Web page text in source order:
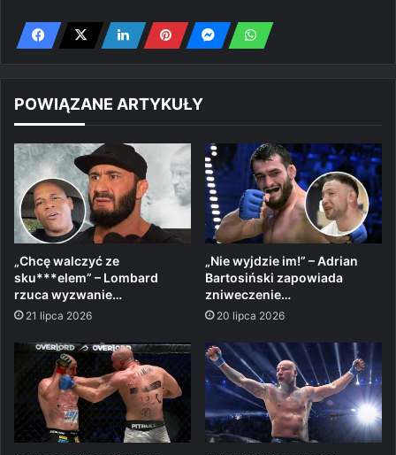
POWIĄZANE ARTYKUŁY
„Chcę walczyć ze
sku***elem” – Lombard
rzuca wyzwanie…
21 lipca 2026
„Nie wyjdzie im!” – Adrian
Bartosiński zapowiada
zniweczenie…
20 lipca 2026